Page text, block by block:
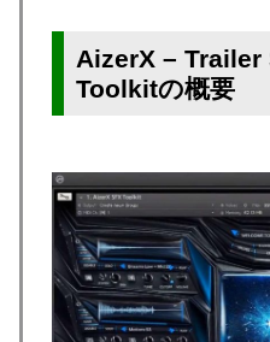
AizerX –
Toolkitの概要